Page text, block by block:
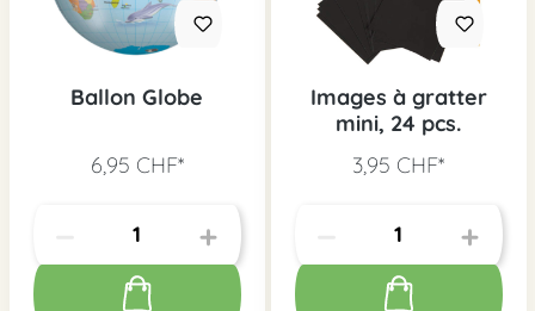
Ballon Globe
6,95 CHF*
Images à gratter
mini, 24 pcs.
3,95 CHF*